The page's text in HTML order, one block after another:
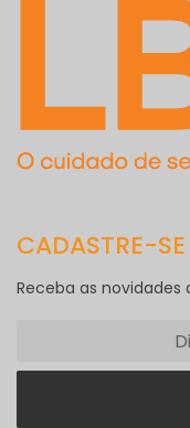
CADASTRE-SE
Receba as novidades